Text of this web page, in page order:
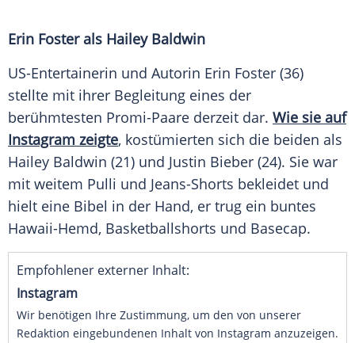
Erin Foster als Hailey Baldwin
US-Entertainerin und Autorin Erin Foster (36)
stellte mit ihrer Begleitung eines der
berühmtesten Promi-Paare derzeit dar. Wie sie auf
Instagram zeigte, kostümierten sich die beiden als
Hailey Baldwin (21) und Justin Bieber (24). Sie war
mit weitem Pulli und Jeans-Shorts bekleidet und
hielt eine Bibel in der Hand, er trug ein buntes
Hawaii-Hemd, Basketballshorts und Basecap.
Empfohlener externer Inhalt:
Instagram
Wir benötigen Ihre Zustimmung, um den von unserer
Redaktion eingebundenen Inhalt von Instagram anzuzeigen.